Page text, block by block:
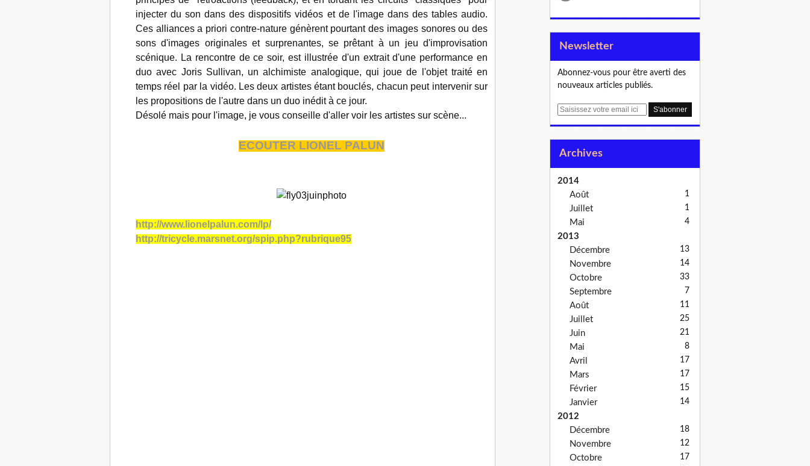
injecter du son dans des dispositifs vidéos et de l'image dans des tables audio.
Ces alliances a priori contre-nature génèrent pourtant des images sonores ou des
sons d'images originales et surprenantes, se prêtant à un jeu d'improvisation
scénique. La rencontre de ce soir, est illustrée d'un extrait d'une performance en
duo avec Joris Sullivan, un alchimiste analogique, qui joue de l'objet traité en
temps réel par la vidéo. Les deux artistes étant bouclés, chacun peut intervenir sur
les propositions de l'autre dans un duo inédit à ce jour.
Désolé mais pour l'image, je vous conseille d'aller voir les artistes sur scène...
ECOUTER LIONEL PALUN
http://www.lionelpalun.com/lp/
http://tricycle.marsnet.org/spip.php?rubrique95
Newsletter
Abonnez-vous pour être averti des
nouveaux articles publiés.
E
Archives
2014
Août
1
Juillet 1
Mai 4
2013
Décembre
13
Novembre 14
Octobre 33
Septembre 7
Août 11
Juillet 25
Juin 21
Mai 8
Avril 17
Mars 17
Février 15
Janvier 14
2012
Décembre
18
Novembre 12
Octobre 17